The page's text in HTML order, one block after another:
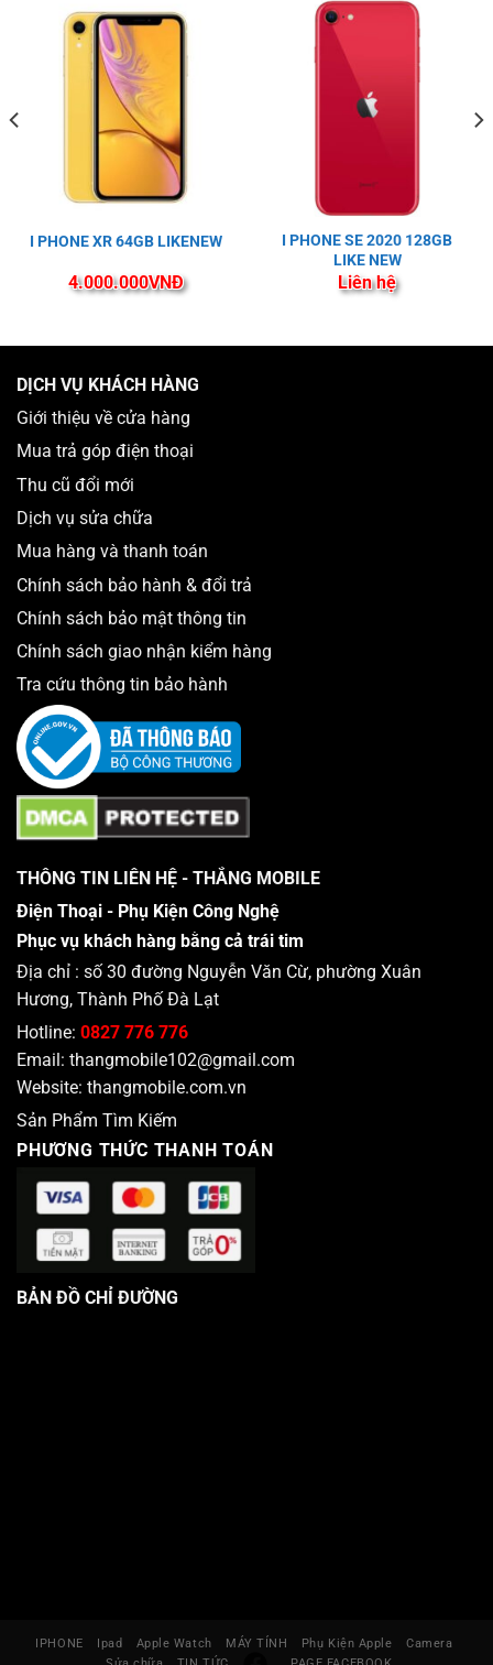
I PHONE XR 64GB LIKENEW
4.000.000VNĐ
I PHONE SE 2020 128GB
LIKE NEW
Liên hệ
DỊCH VỤ KHÁCH HÀNG
Giới thiệu về cửa hàng
Mua trả góp điện thoại
Thu cũ đổi mới
Dịch vụ sửa chữa
Mua hàng và thanh toán
Chính sách bảo hành & đổi trả
Chính sách bảo mật thông tin
Chính sách giao nhận kiểm hàng
Tra cứu thông tin bảo hành
THÔNG TIN LIÊN HỆ - THẮNG MOBILE
Điện Thoại - Phụ Kiện Công Nghệ
Phục vụ khách hàng bằng cả trái tim
Địa chỉ : số 30 đường Nguyễn Văn Cừ, phường Xuân
Hương, Thành Phố Đà Lạt
Hotline: 0827 776 776
Email: thangmobile102@gmail.com
Website: thangmobile.com.vn
Sản Phẩm Tìm Kiếm
PHƯƠNG THỨC THANH TOÁN
BẢN ĐỒ CHỈ ĐƯỜNG
IPHONE Ipad Apple Watch MÁY TÍNH Phụ Kiện Apple
Camera